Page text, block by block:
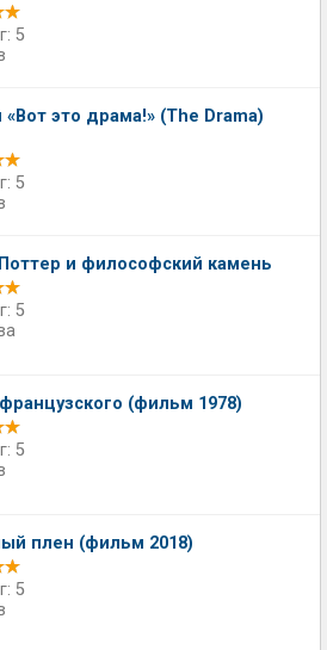
5
это драма!» (The Drama)
5
и философский камень
5
(фильм 1978)
5
плен (фильм 2018)
5